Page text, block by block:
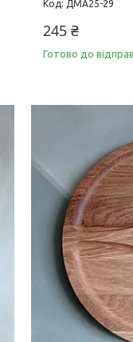
ДМА25-29
245 ₴
Готово до